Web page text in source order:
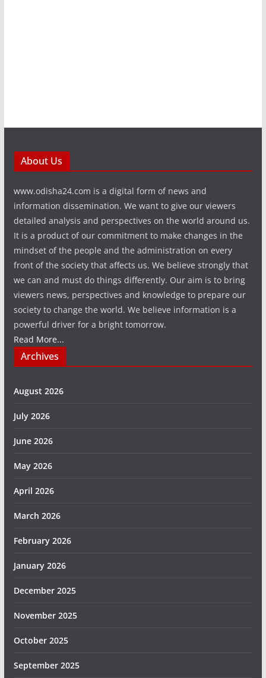
About Us
www.odisha24.com is a digital form of news and
information dissemination. We want to give our viewers
detailed analysis and perspectives on the world around us.
It is a product of our commitment to make changes in the
mindset of the people and the administration on every
front of the society that affects us. We believe strongly that
we can and must do things differently. Our aim is to bring
viewers news, perspectives and knowledge to prepare our
society to change the world. We believe information is a
powerful driver for a bright tomorrow.
Read More...
Archives
August 2026
July 2026
June 2026
May 2026
April 2026
March 2026
February 2026
January 2026
December 2025
November 2025
October 2025
September 2025